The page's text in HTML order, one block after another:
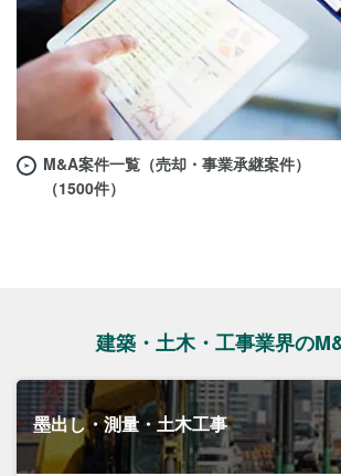
M&A案件一覧（売却・事業承継案件）
（1500件）
建築・土木・工事業界の
墨出し・測量・土木工事